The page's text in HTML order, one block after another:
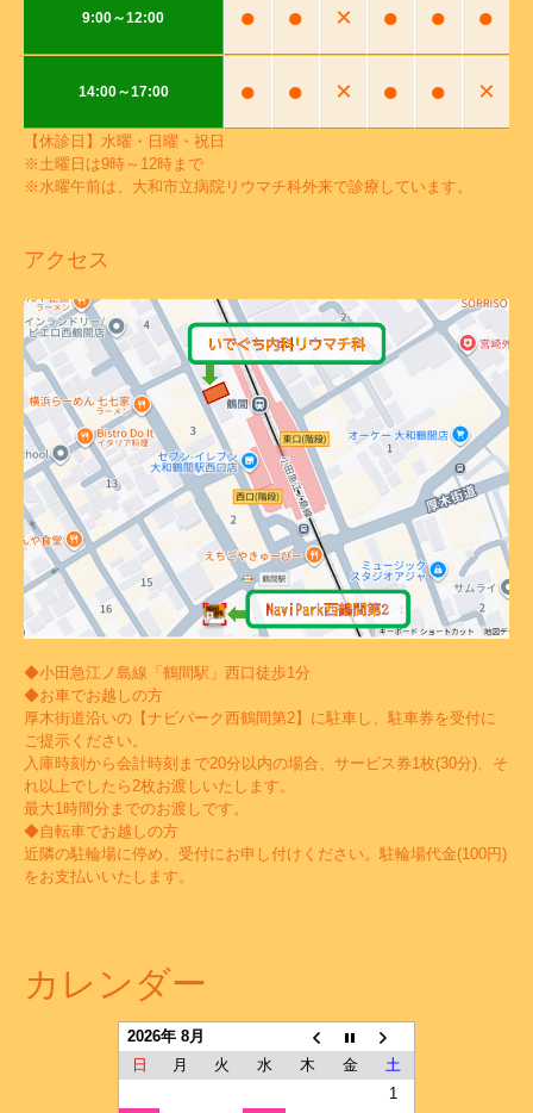
9:00～12:00 ● ● × ● ● ●
14:00～17:00 ● ● × ● ● ×
【休診日】水曜・日曜・祝日
※土曜日は9時～12時まで
※水曜午前は、大和市立病院リウマチ科外来で診療しています。
アクセス
◆小田急江ノ島線「鶴間駅」西口徒歩1分
◆お車でお越しの方
厚木街道沿いの【ナビパーク西鶴間第2】に駐車し、駐車券を受付に
ご提示ください。
入庫時刻から会計時刻まで20分以内の場合、サービス券1枚(30分)、そ
れ以上でしたら2枚お渡しいたします。
最大1時間分までのお渡しです。
◆自転車でお越しの方
近隣の駐輪場に停め、受付にお申し付けください。駐輪場代金(100円)
をお支払いいたします。
カレンダー
2026年 8月
日
月 火 水 木 金
土
1